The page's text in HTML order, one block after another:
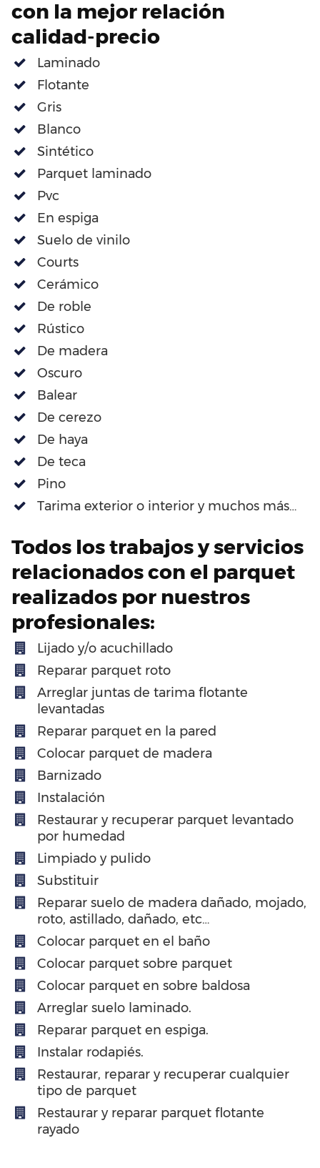
con la mejor relación
calidad-precio
Laminado
Flotante
Gris
Blanco
Sintético
Parquet laminado
Pvc
En espiga
Suelo de vinilo
Courts
Cerámico
De roble
Rústico
De madera
Oscuro
Balear
De cerezo
De haya
De teca
Pino
Tarima exterior o interior y muchos más…
Todos los trabajos y servicios
relacionados con el parquet
realizados por nuestros
profesionales:
Lijado y/o acuchillado
Reparar parquet roto
Arreglar juntas de tarima flotante
levantadas
Reparar parquet en la pared
Colocar parquet de madera
Barnizado
Instalación
Restaurar y recuperar parquet levantado
por humedad
Limpiado y pulido
Substituir
Reparar suelo de madera dañado, mojado,
roto, astillado, dañado, etc…
Colocar parquet en el baño
Colocar parquet sobre parquet
Colocar parquet en sobre baldosa
Arreglar suelo laminado.
Reparar parquet en espiga.
Instalar rodapiés.
Restaurar, reparar y recuperar cualquier
tipo de parquet
Restaurar y reparar parquet flotante
rayado